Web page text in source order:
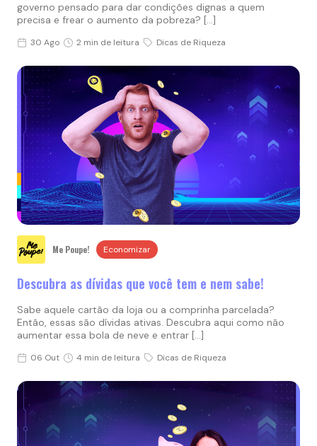
governo pensado para dar condições dignas a quem
precisa e frear o aumento da pobreza? […]
30 Ago 2 min de leitura Dicas de Riqueza
Me Poupe! Economizar
Descubra as dívidas que você tem e nem sabe!
Sabe aquele cartão da loja ou a comprinha parcelada?
Então, essas são dívidas ativas. Descubra aqui como não
aumentar essa bola de neve e entrar […]
06 Out 4 min de leitura Dicas de Riqueza